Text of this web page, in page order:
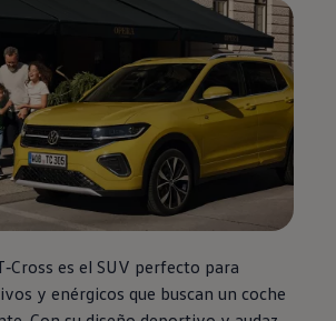
es el SUV perfecto para
y enérgicos que buscan un coche